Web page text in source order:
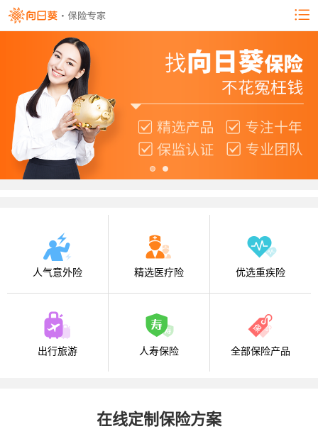
人气意外险 精选医疗险 优选重疾险
出行旅游 人寿保险 全部保险产品
在线定制保险方案